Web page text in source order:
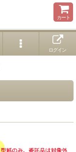
カート
ログイン